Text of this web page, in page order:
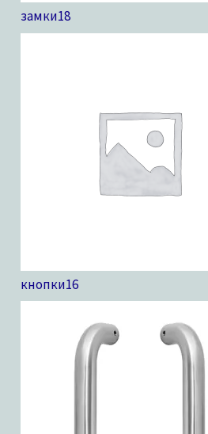
замки18
кнопки16